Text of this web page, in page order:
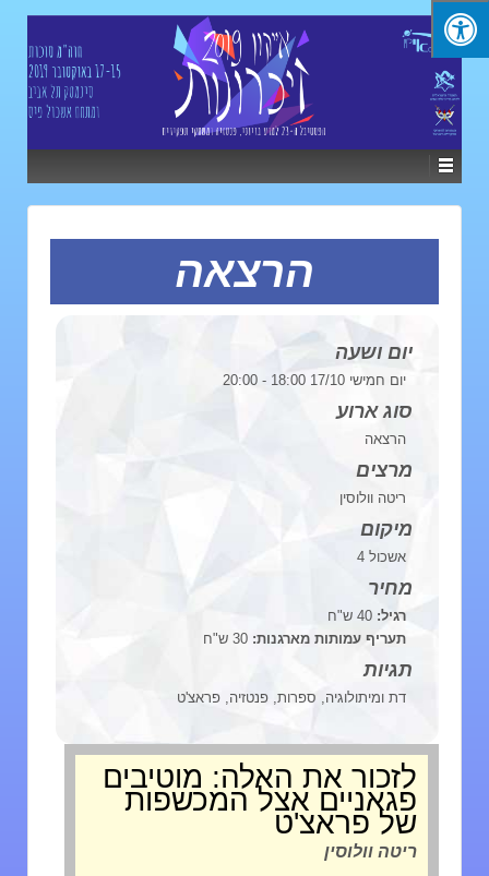
הרצאה
יום ושעה
יום חמישי 17/10 18:00 - 20:00
סוג ארוע
מרצים
ריטה וולוסין
תעריף עמותות מארגנות:30 ש"ח
דת ומיתולוגיה, ספרות, פנטזיה, פראצ'ט
לזכור את האלה: מוטיבים
פגאניים אצל המכשפות
של פראצ'ט
ריטה וולוסין